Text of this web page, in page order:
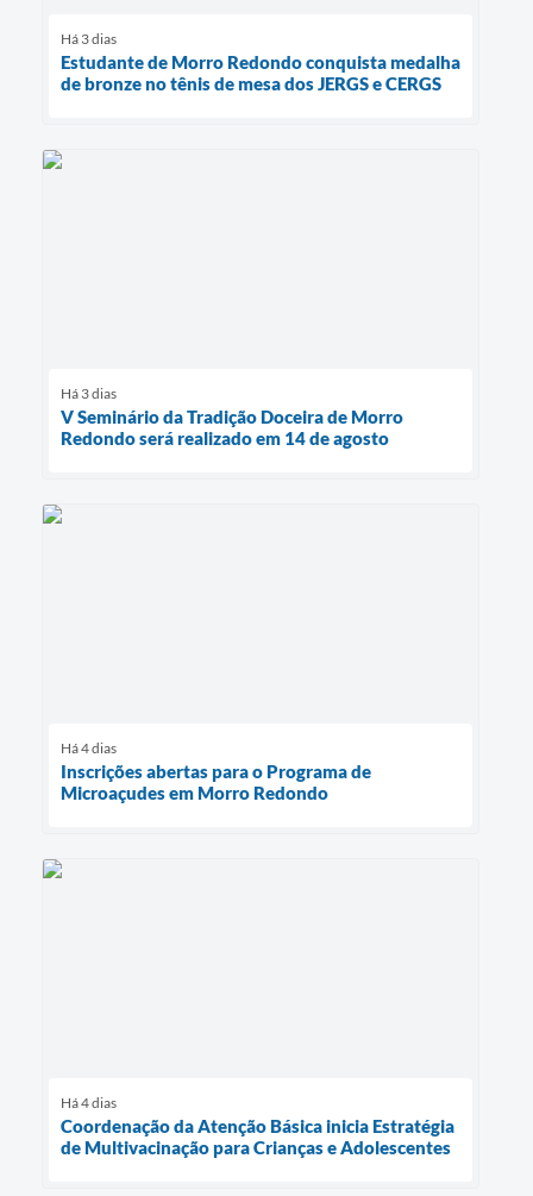
Há 3 dias
Estudante de Morro Redondo conquista medalha
de bronze no tênis de mesa dos JERGS e CERGS
Há 3 dias
V Seminário da Tradição Doceira de Morro
Redondo será realizado em 14 de agosto
Há 4 dias
Inscrições abertas para o Programa de
Microaçudes em Morro Redondo
Há 4 dias
Coordenação da Atenção Básica inicia Estratégia
de Multivacinação para Crianças e Adolescentes